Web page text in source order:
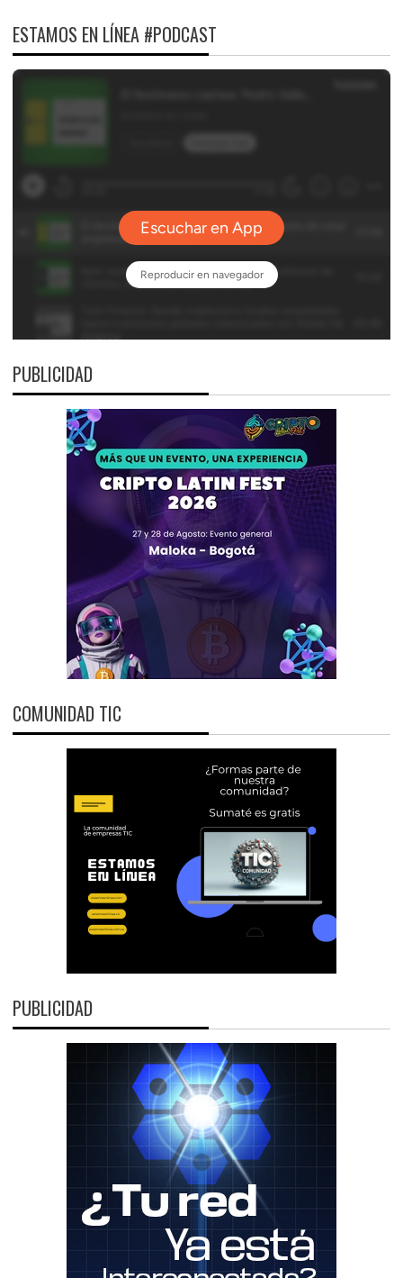
ESTAMOS EN LÍNEA #PODCAST
PUBLICIDAD
COMUNIDAD TIC
PUBLICIDAD